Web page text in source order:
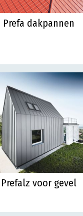
Prefa dakpannen
Prefalz voor gevel